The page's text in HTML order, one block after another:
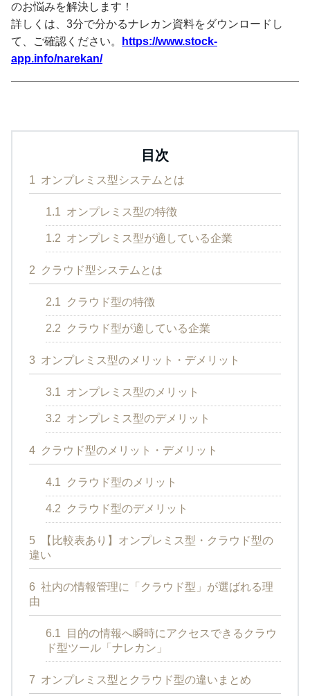
のお悩みを解決します！
詳しくは、3分で分かるナレカン資料をダウンロードし
て、ご確認ください。
https://www.stock-
app.info/narekan/
目次
1 オンプレミス型システムとは
1.1 オンプレミス型の特徴
1.2 オンプレミス型が適している企業
2 クラウド型システムとは
2.1 クラウド型の特徴
2.2 クラウド型が適している企業
3 オンプレミス型のメリット・デメリット
3.1 オンプレミス型のメリット
3.2 オンプレミス型のデメリット
4 クラウド型のメリット・デメリット
4.1 クラウド型のメリット
4.2 クラウド型のデメリット
5
【比較表あり】オンプレミス型・クラウド型の
違い
6 社内の情報管理に「クラウド型」が選ばれる理
由
6.1
目的の情報へ瞬時にアクセスできるクラウ
ド型ツール「ナレカン」
7 オンプレミス型とクラウド型の違いまとめ